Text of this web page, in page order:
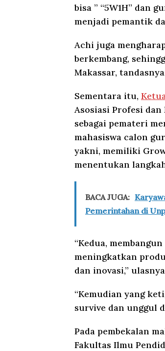
bisa ” “5W1H” dan
menjadi pemantik
Achi juga
berkembang,
Makassar,
Sementara itu,
Asosiasi Profesi dan
sebagai pemateri
mahasiswa calon
yakni, memiliki
menentukan
BACA JUGA:
Pemerintahan di
“Kedua,
meningkatkan
dan inovasi,”
“Kemudian yang
survive dan unggul
Pada pembekalan
Fakultas Ilmu